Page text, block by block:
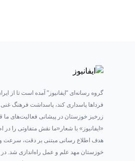
گروه رسانه‌ای "ایفانیوز" آمده است تا از
فرداها پاسداری کند، پاسداشت فرهنگ غنی
زرخیز خوزستان در پیشانی فعالیت‌های ما
«ایفانیوز» با شعار«ما نقش متفاوتی را در
هدف اطلاع رسانی مبتنی بر دقت، سرعت و
خوزستان مهد علم و عمل راه‌اندازی شد.